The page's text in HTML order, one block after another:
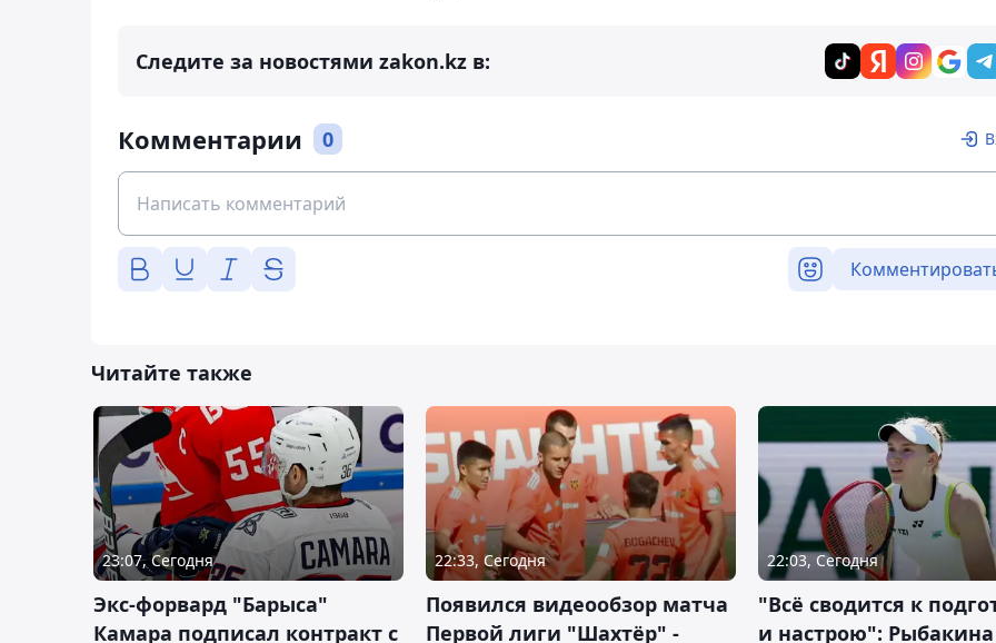
Следите за новостями zakon.kz в:
Комментарии 0
Читайте также
23:07, Сегодня
Экс-форвард "Барыса"
Камара подписал контракт с
22:33, Сегодня
Появился видеообзор матча
Первой лиги "Шахтёр" -
22:03, Сегодня
"Всё сводится к
и настрою": Рыбакина